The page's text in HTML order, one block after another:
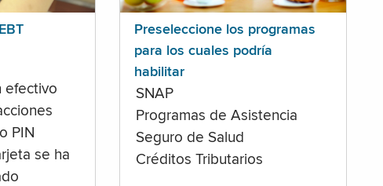
efectivo
PIN
se ha
Preseleccione los programas
para los cuales podría
habilitar
SNAP
Programas de Asistencia
Seguro de Salud
Créditos Tributarios